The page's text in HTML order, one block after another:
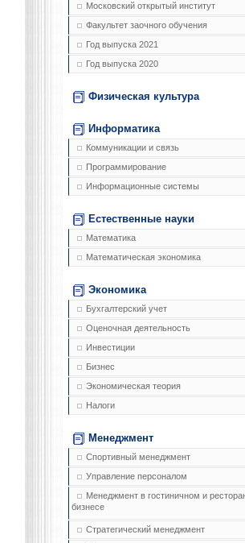
Московский открытый институт
Факультет заочного обучения
Год выпуска 2021
Год выпуска 2020
Физическая культура
Информатика
Коммуникации и связь
Программирование
Информационные системы
Естественные науки
Математика
Математическая экономика
Экономика
Бухгалтерский учет
Оценочная деятельность
Инвестиции
Бизнес
Экономическая теория
Налоги
Менеджмент
Спортивный менеджмент
Управление персоналом
Менеджмент в гостиничном и
бизнесе
Стратегический менеджмент